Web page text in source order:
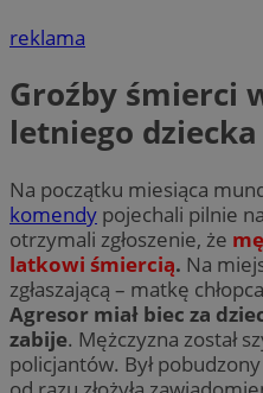
reklama
Groźby śmierci
letniego dziecka
Na początku miesiąca
komendy pojechali pilnie
otrzymali zgłoszenie, że
latkowi śmiercią. Na
zgłaszającą – matkę
Agresor miał biec za
zabije. Mężczyzna został
policjantów. Był